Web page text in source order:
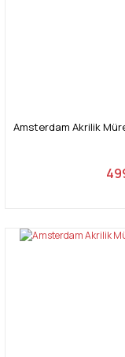
Amsterdam Akrilik